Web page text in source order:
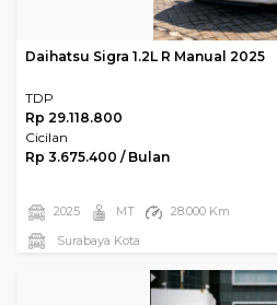
Daihatsu Sigra 1.2L R Manual 2025
TDP
Rp 29.118.800
Cicilan
Rp 3.675.400 / Bulan
2025 MT
28.000 Km
Surabaya Kota